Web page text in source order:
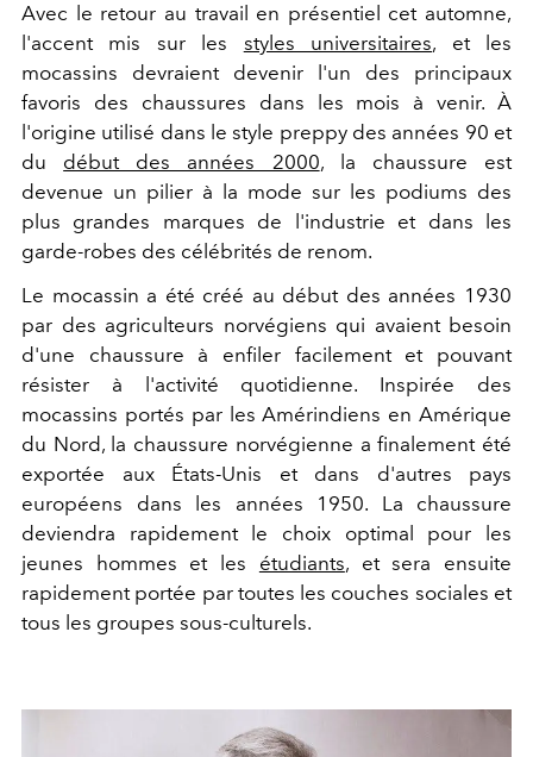
Avec le retour au travail en présentiel cet automne,
l'accent mis sur les styles universitaires, et les
mocassins devraient devenir l'un des principaux
favoris des chaussures dans les mois à venir. À
l'origine utilisé dans le style preppy des années 90 et
du début des années 2000, la chaussure est
devenue un pilier à la mode sur les podiums des
plus grandes marques de l'industrie et dans les
garde-robes des célébrités de renom.
Le mocassin a été créé au début des années 1930
par des agriculteurs norvégiens qui avaient besoin
d'une chaussure à enfiler facilement et pouvant
résister à l'activité quotidienne. Inspirée des
mocassins portés par les Amérindiens en Amérique
du Nord, la chaussure norvégienne a finalement été
exportée aux États-Unis et dans d'autres pays
européens dans les années 1950. La chaussure
deviendra rapidement le choix optimal pour les
jeunes hommes et les étudiants, et sera ensuite
rapidement portée par toutes les couches sociales et
tous les groupes sous-culturels.